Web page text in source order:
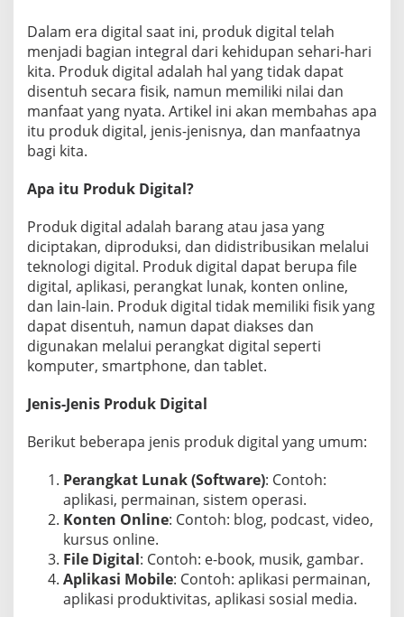
t
i
a
n
,
J
e
s
,
a
n
M
a
n
f
a
a
t
a
Dalam era digital saat ini, produk digital telah
menjadi bagian integral dari kehidupan sehari-hari
kita. Produk digital adalah hal yang tidak dapat
disentuh secara fisik, namun memiliki nilai dan
manfaat yang nyata. Artikel ini akan membahas apa
itu produk digital, jenis-jenisnya, dan manfaatnya
bagi kita.
Apa itu Produk Digital?
Produk digital adalah barang atau jasa yang
diciptakan, diproduksi, dan didistribusikan melalui
teknologi digital. Produk digital dapat berupa file
digital, aplikasi, perangkat lunak, konten online,
dan lain-lain. Produk digital tidak memiliki fisik yang
dapat disentuh, namun dapat diakses dan
digunakan melalui perangkat digital seperti
komputer, smartphone, dan tablet.
Jenis-Jenis Produk Digital
Berikut beberapa jenis produk digital yang umum:
Perangkat Lunak (Software): Contoh:
aplikasi, permainan, sistem operasi.
Konten Online: Contoh: blog, podcast, video,
kursus online.
File Digital: Contoh: e-book, musik, gambar.
Aplikasi Mobile: Contoh: aplikasi permainan,
aplikasi produktivitas, aplikasi sosial media.